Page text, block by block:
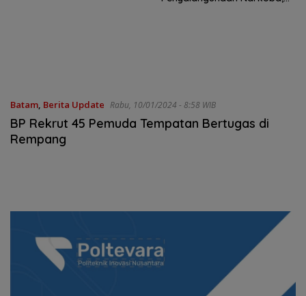
Batam, Berita Update Rabu, 10/01/2024 - 8:58 WIB
BP Rekrut 45 Pemuda Tempatan Bertugas di
Rempang